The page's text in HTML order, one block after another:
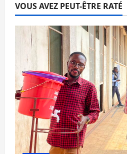
VOUS AVEZ PEUT-ÊTRE RATÉ